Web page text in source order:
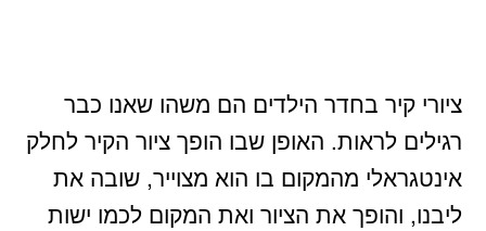
ציורי קיר בחדר הילדים הם משהו שאנו כבר
רגילים לראות. האופן שבו הופך ציור הקיר לחלק
אינטגראלי מהמקום בו הוא מצוייר, שובה את
ליבנו, והופך את הציור ואת המקום לכמו ישות